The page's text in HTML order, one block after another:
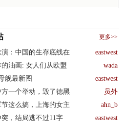
更多>>
：中国的生存底线在 eastwest
油画: 女人们从欧盟 wada
舰最新图 eastwest
一个举动，毁了德黑 员外
这么搞，上海的女主 ahn_b
，结局逃不过11字 eastwest